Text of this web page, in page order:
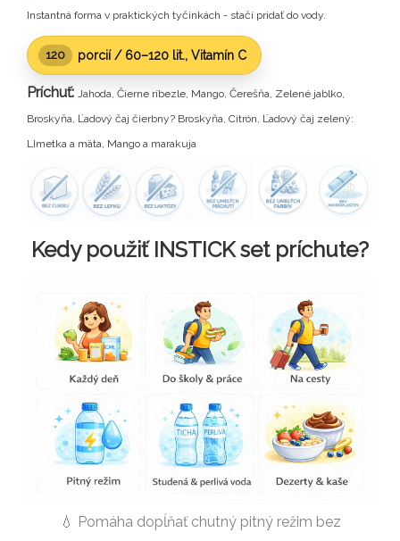
Instantná forma v praktických tyčinkách - stačí pridať do vody.
120 porcií / 60–120 lit., Vitamín C
Príchuť: Jahoda, Čierne ríbezle, Mango, Čerešňa, Zelené jablko,
Broskyňa, Ľadový čaj čierbny? Broskyňa, Citrón, Ľadový čaj zelený:
LImetka a mäta, Mango a marakuja
Kedy použiť INSTICK set príchute?
💧 Pomáha dopĺňať chutný pitný režim bez